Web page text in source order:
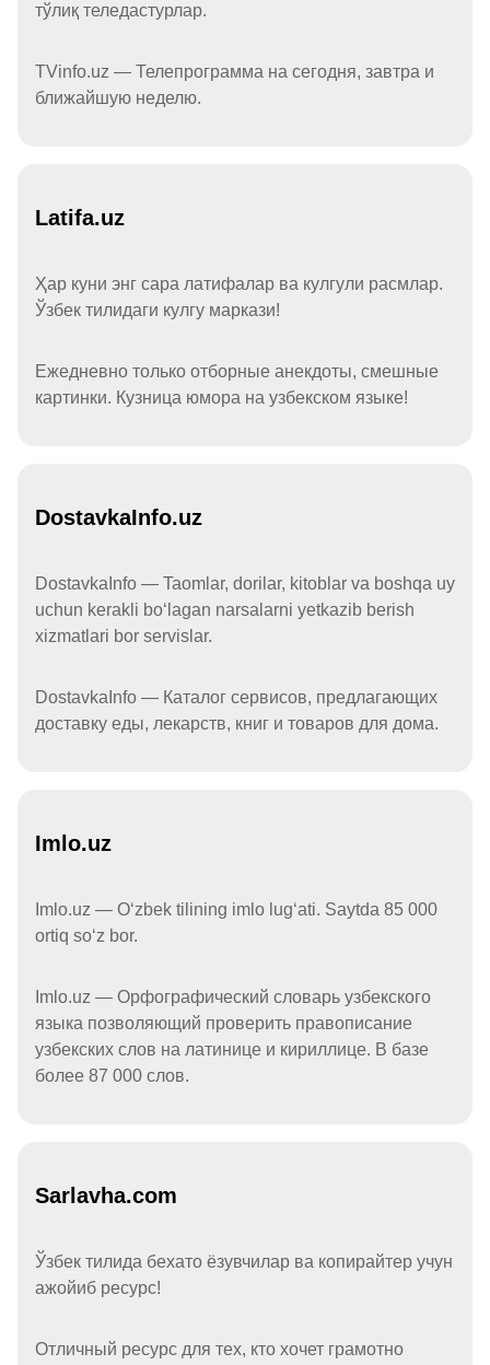
тўлиқ теледастурлар.
TVinfo.uz — Телепрограмма на сегодня, завтра и
ближайшую неделю.
Latifa.uz
Ҳар куни энг сара латифалар ва кулгули расмлар.
Ўзбек тилидаги кулгу маркази!
Ежедневно только отборные анекдоты, смешные
картинки. Кузница юмора на узбекском языке!
DostavkaInfo.uz
DostavkaInfo — Taomlar, dorilar, kitoblar va boshqa uy
uchun kerakli boʻlagan narsalarni yetkazib berish
xizmatlari bor servislar.
DostavkaInfo — Каталог сервисов, предлагающих
доставку еды, лекарств, книг и товаров для дома.
Imlo.uz
Imlo.uz — Oʻzbek tilining imlo lugʻati. Saytda 85 000
ortiq soʻz bor.
Imlo.uz — Орфографический словарь узбекского
языка позволяющий проверить правописание
узбекских слов на латинице и кириллице. В базе
более 87 000 слов.
Sarlavha.com
Ўзбек тилида бехато ёзувчилар ва копирайтер учун
ажойиб ресурс!
Отличный ресурс для тех, кто хочет грамотно